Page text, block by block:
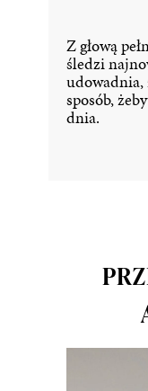
Z głową
śledzi
udowadnia,
sposób,
dnia.